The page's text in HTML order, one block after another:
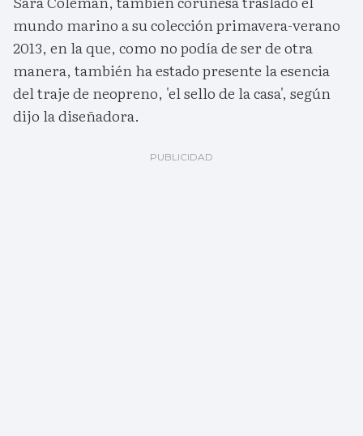
mundo marino a su colección primavera-verano
2013, en la que, como no podía de ser de otra
manera, también ha estado presente la esencia
del traje de neopreno, 'el sello de la casa', según
dijo la diseñadora.